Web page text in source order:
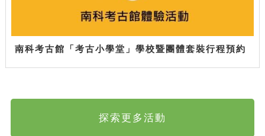
南科考古館「考古小學堂」學校暨團體套裝行程預約
探索更多活動